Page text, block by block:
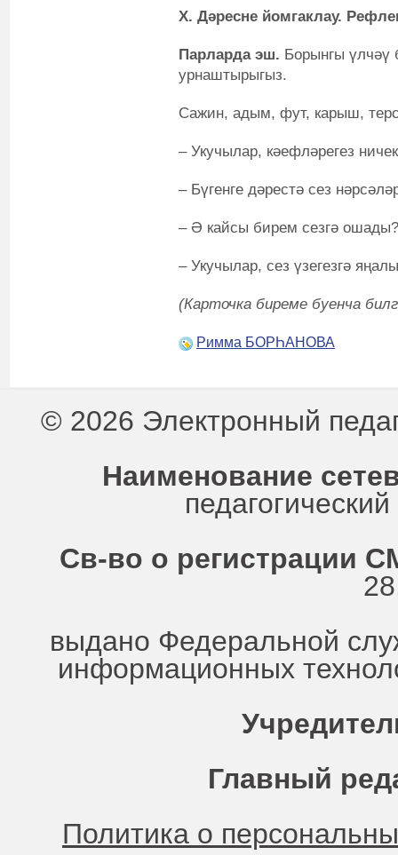
X. Дәресне йомгаклау.
Парларда эш. Борынгы үлчәү
урнаштырыгыз.
Сажин, адым, фут, карыш,
– Укучылар, кәефләрегез
– Бүгенге дәрестә сез
– Ә кайсы бирем сезгә ошады?
– Укучылар, сез үзегезгә
(Карточка биреме буенча
Римма БОРҺАНОВА
© 2026 Электронный
Наименование
Св-во о регистрации
выдано Федеральной
информационных
Главный
Политика о